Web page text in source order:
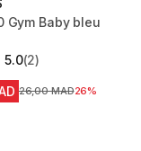
Gym Baby bleu
5.0
5 stars from 2
(2)
Prix avant la réduction
26,00 MAD26%